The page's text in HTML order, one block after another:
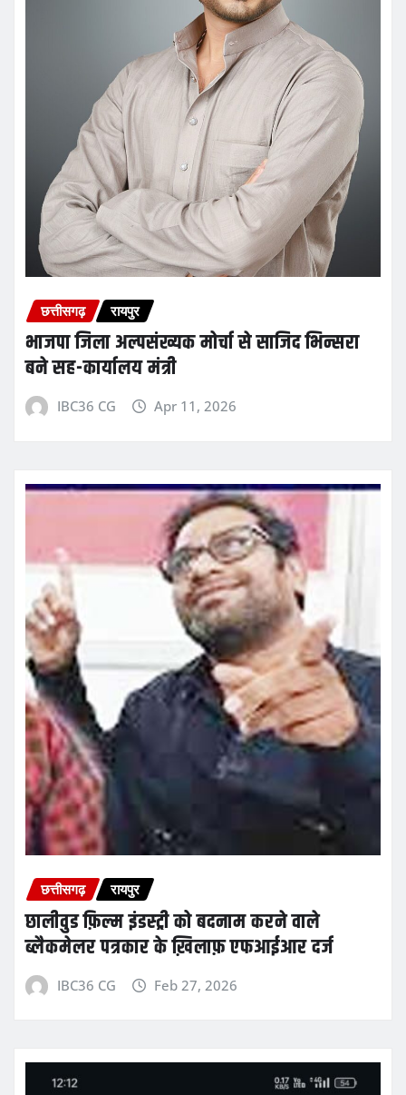
छत्तीसगढ़ रायपुर
भाजपा जिला अल्पसंख्यक मोर्चा से साजिद भिन्सरा
बने सह-कार्यालय मंत्री
IBC36 CG Apr 11, 2026
छत्तीसगढ़ रायपुर
छालीवुड फ़िल्म इंडस्ट्री को बदनाम करने वाले
ब्लैकमेलर पत्रकार के ख़िलाफ़ एफआईआर दर्ज
IBC36 CG Feb 27, 2026